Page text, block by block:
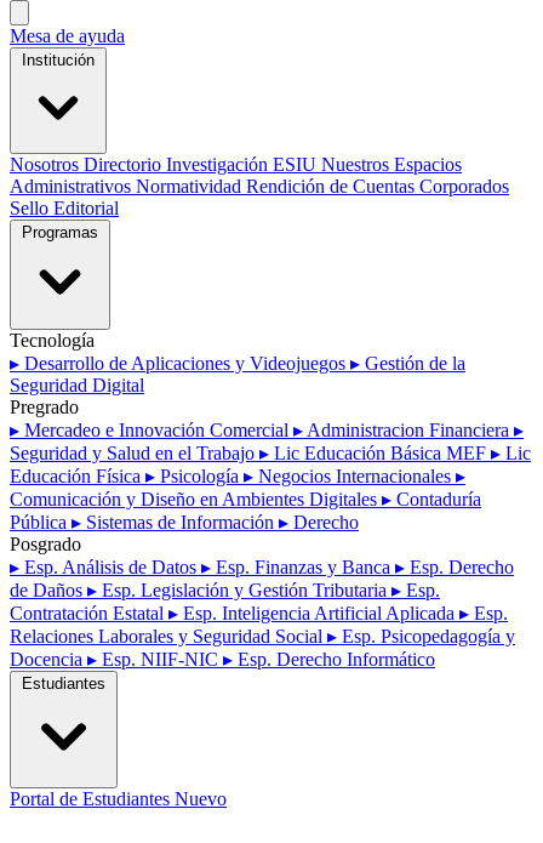
Mesa de ayuda
Nosotros Directorio Investigación ESIU Nuestros Espacios
Administrativos Normatividad Rendición de Cuentas Corporados
Sello Editorial
Tecnología
▸ Desarrollo de Aplicaciones y Videojuegos ▸ Gestión de la
Seguridad Digital
Pregrado
▸ Mercadeo e Innovación Comercial ▸ Administracion Financiera ▸
Seguridad y Salud en el Trabajo ▸ Lic Educación Básica MEF ▸ Lic
Educación Física ▸ Psicología ▸ Negocios Internacionales ▸
Comunicación y Diseño en Ambientes Digitales ▸ Contaduría
Pública ▸ Sistemas de Información ▸ Derecho
Posgrado
▸ Esp. Análisis de Datos ▸ Esp. Finanzas y Banca ▸ Esp. Derecho
de Daños ▸ Esp. Legislación y Gestión Tributaria ▸ Esp.
Contratación Estatal ▸ Esp. Inteligencia Artificial Aplicada ▸ Esp.
Relaciones Laborales y Seguridad Social ▸ Esp. Psicopedagogía y
Docencia ▸ Esp. NIIF-NIC ▸ Esp. Derecho Informático
Portal de Estudiantes Nuevo